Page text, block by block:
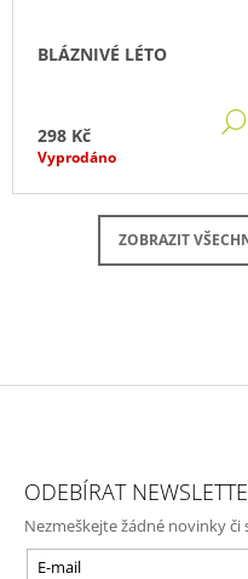
BLÁZNIVÉ LÉTO
298 Kč
Vyprodáno
ZOBRAZIT
ODEBÍRAT
Nezmeškejte žádné novinky či
E-mail